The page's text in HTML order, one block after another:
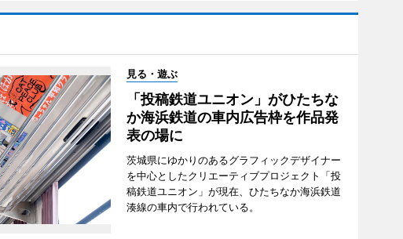
見る・遊ぶ
「投稿鉄道ユニオン」がひたちな
か海浜鉄道の車内広告枠を作品発
表の場に
茨城県にゆかりのあるグラフィックデザイナー
を中心としたクリエーティブプロジェクト「投
稿鉄道ユニオン」が現在、ひたちなか海浜鉄道
湊線の車内で行われている。